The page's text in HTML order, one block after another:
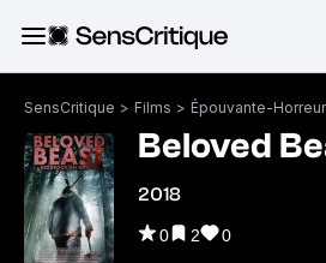
SensCritique > Films > Épouvante-Horreur
Beloved
2018
0 2 0